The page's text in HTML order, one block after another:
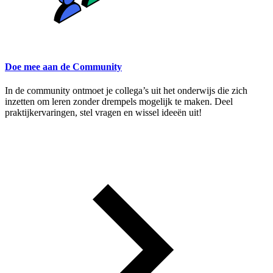
Doe mee aan de Community
In de community ontmoet je collega’s uit het onderwijs die zich
inzetten om leren zonder drempels mogelijk te maken. Deel
praktijkervaringen, stel vragen en wissel ideeën uit!